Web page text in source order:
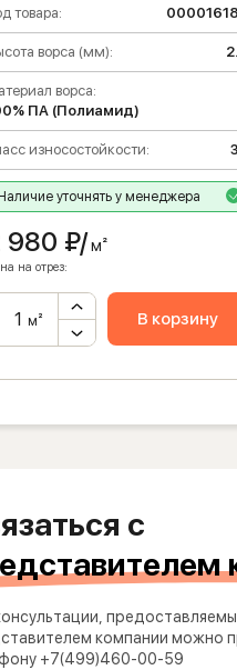
товара:
ворса (мм):
ворса:
ПА (Полиамид)
износостойкости:
Наличие уточнять у менеджера
980 ₽/м²
на отрез:
м² В корзину
с
компании можно
+7(499)460-00-59